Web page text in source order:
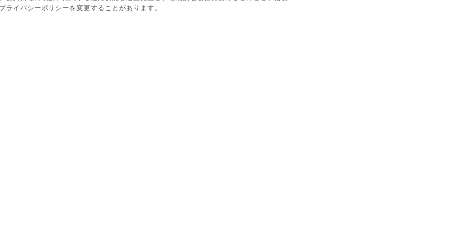
ライバシーポリシーを変更することがあります。